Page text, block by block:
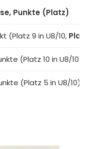
Punkte (Platz)
(Platz 9 in U8/10, Platz
(Platz 10 in U8/10)
(Platz 5 in U8/10)